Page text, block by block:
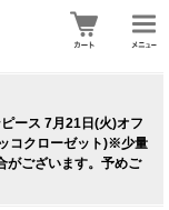
ース 7月21日(火)オフ
コクローゼット)※少量
がございます。予めご